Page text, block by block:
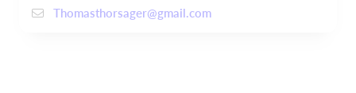
Thomasthorsager@gmail.com